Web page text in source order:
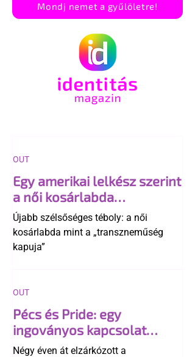
Mondj nemet a gyűlöletre!
Egy amerikai lelkész szerint
a női kosárlabda
transzneműséghez vezet
Újabb szélsőséges téboly: a női
kosárlabda mint a „transzneműség
kapuja”
OUT
Pécs és Pride: egy
ingoványos kapcsolat
története
Négy éven át elzárkózott a
OUT